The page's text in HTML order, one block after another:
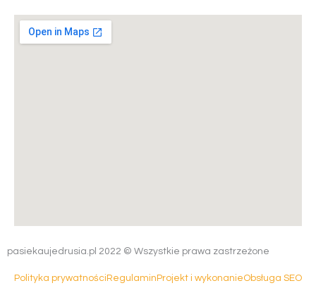
pasiekaujedrusia.pl 2022 © Wszystkie prawa zastrzeżone
Polityka prywatności Regulamin Projekt i wykonanieObsługa SEO